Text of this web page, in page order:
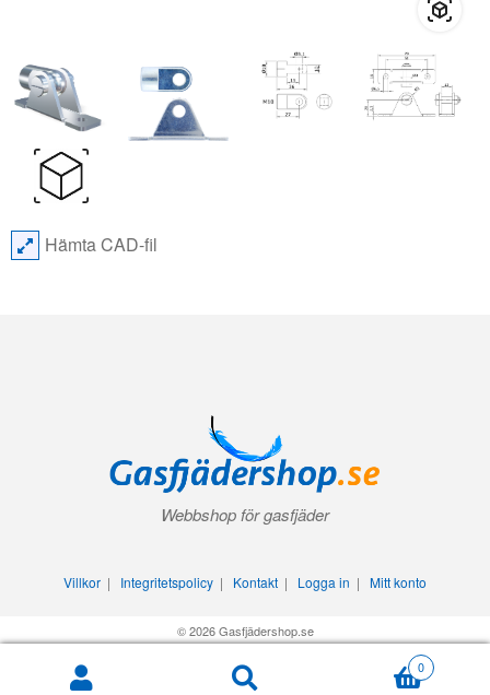
Hämta CAD-fil
0
Webbshop för gasfjäder
Villkor | Integritetspolicy | Kontakt | Logga in | Mitt konto
© 2026 Gasfjädershop.se